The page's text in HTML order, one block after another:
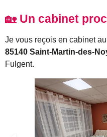
🏡 Un cabinet
Je vous reçois en cabinet au
85140 Saint-Martin-des-
Fulgent.